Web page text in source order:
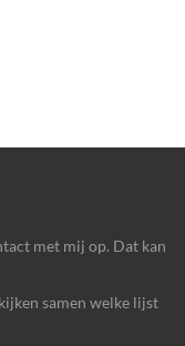
met mij op. Dat kan
samen welke lijst